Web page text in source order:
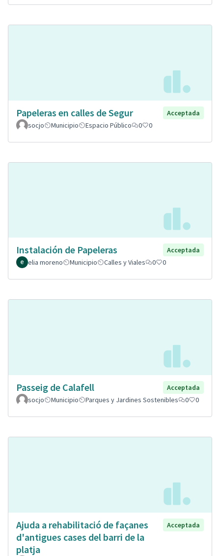
Papeleras en calles de Segur
Acceptada
socjo
Municipio Espacio Público 0 0
Instalación de Papeleras
Acceptada
elia moreno
Municipio Calles y Viales 0 0
Passeig de Calafell
Acceptada
socjo
Municipio Parques y Jardines Sostenibles 0 0
Ajuda a rehabilitació de façanes
d'antigues cases del barri de la
platja
Acceptada